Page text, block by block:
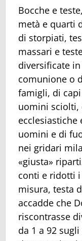
Bocche e
metà e quarti
di storpiati,
massari e
diversificate
comunione o
famigli, di
uomini sciolti,
uomini e di
nei gridari
«giusta»
conti e ridotti
misura, testa
accadde che
riscontrasse
da 1 a 92